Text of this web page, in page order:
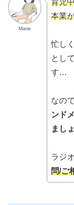
Marie
育児
本業
忙し
とし
す…
なので
ンド
まし
ラジ
問/ご